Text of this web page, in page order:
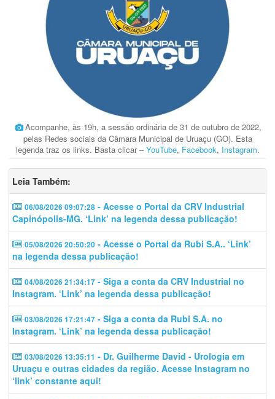
Acompanhe, às 19h, a sessão ordinária de 31 de outubro de 2022,
pelas Redes sociais da Câmara Municipal de Uruaçu (GO). Esta
legenda traz os links. Basta clicar –YouTube, Facebook, Instagram.
Leia Também:
06/08/2026 09:07:28 - Acesse o Portal da CRV Industrial
Capinópolis-MG. ‘Link’ na legenda dessa publicação!
05/08/2026 20:50:20 - Acesse o Portal da Rubi S.A.. ‘Link’
na legenda dessa publicação!
04/08/2026 21:34:17 - Siga a conta da CRV Industrial no
Instagram. ‘Link’ na legenda dessa publicação!
03/08/2026 17:21:47 - Siga a conta da Rubi S.A. no
Instagram. ‘Link’ na legenda dessa publicação!
03/08/2026 13:35:11 - Dr. Guilherme David - Urologia em
Uruaçu e outras cidades da região. Acesse Instagram no
‘link’ constante aqui!